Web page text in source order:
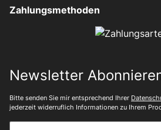
Zahlungsmethoden
Newsletter
Bitte senden Sie mir entsprechend Ihrer
jederzeit widerruflich Informationen zu Ihrem